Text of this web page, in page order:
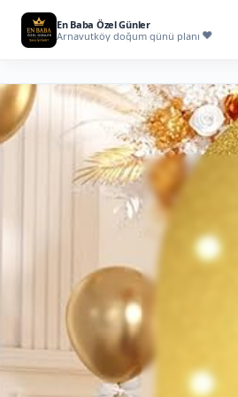
En Baba Özel Günler
Arnavutköy doğum günü planı